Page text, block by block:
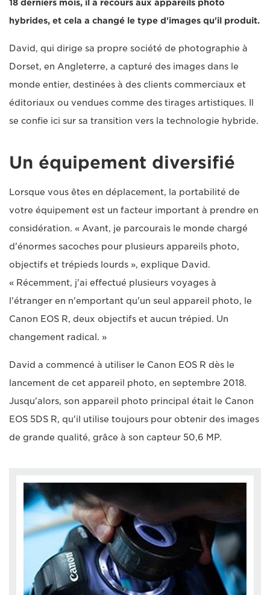
18 derniers mois, il a recours aux appareils photo
hybrides, et cela a changé le type d'images qu'il produit.
David, qui dirige sa propre société de photographie à
Dorset, en Angleterre, a capturé des images dans le
monde entier, destinées à des clients commerciaux et
éditoriaux ou vendues comme des tirages artistiques. Il
se confie ici sur sa transition vers la technologie hybride.
Un équipement diversifié
Lorsque vous êtes en déplacement, la portabilité de
votre équipement est un facteur important à prendre en
considération. « Avant, je parcourais le monde chargé
d'énormes sacoches pour plusieurs appareils photo,
objectifs et trépieds lourds », explique David.
« Récemment, j'ai effectué plusieurs voyages à
l'étranger en n'emportant qu'un seul appareil photo, le
Canon EOS R, deux objectifs et aucun trépied. Un
changement radical. »
David a commencé à utiliser le Canon EOS R dès le
lancement de cet appareil photo, en septembre 2018.
Jusqu'alors, son appareil photo principal était le Canon
EOS 5DS R, qu'il utilise toujours pour obtenir des images
de grande qualité, grâce à son capteur 50,6 MP.